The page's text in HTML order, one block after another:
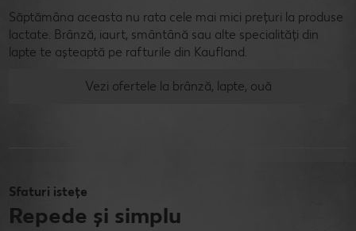
Săptămâna aceasta nu rata cele mai mici prețuri la produse
lactate. Brânză, iaurt, smântână sau alte specialități din
lapte te așteaptă pe rafturile din Kaufland.
Vezi ofertele la brânză, lapte, ouă
Sfaturi istețe
Repede și simplu